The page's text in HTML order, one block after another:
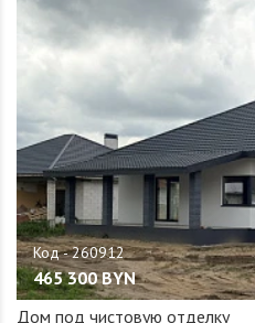
465 300 BYN
Дом под чистовую отделку